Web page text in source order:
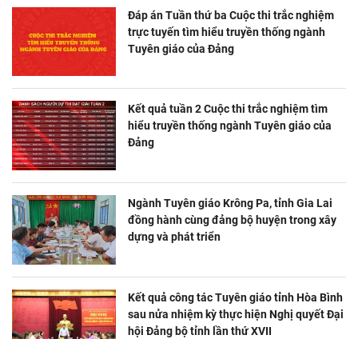
Đáp án Tuần thứ ba Cuộc thi trắc nghiệm
trực tuyến tìm hiểu truyền thống ngành
Tuyên giáo của Đảng
Kết quả tuần 2 Cuộc thi trắc nghiệm tìm
hiểu truyền thống ngành Tuyên giáo của
Đảng
Ngành Tuyên giáo Krông Pa, tỉnh Gia Lai
đồng hành cùng đảng bộ huyện trong xây
dựng và phát triển
Kết quả công tác Tuyên giáo tỉnh Hòa Bình
sau nửa nhiệm kỳ thực hiện Nghị quyết Đại
hội Đảng bộ tỉnh lần thứ XVII